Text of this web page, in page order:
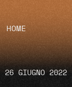
HOME
26 GIUGNO 2022